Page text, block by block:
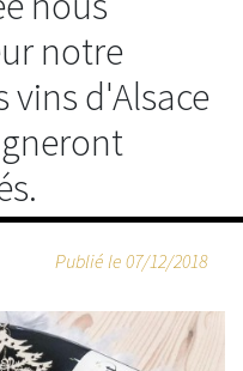
notre
vins d'Alsace
Publié le 07/12/2018